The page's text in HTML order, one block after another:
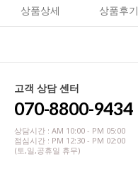
상품상세 상품후기
고객 상담 센터
070-8800-9434
상담시간 : AM 10:00 - PM 05:00
점심시간 : PM 12:30 - PM 02:00
(토,일,공휴일 휴무)